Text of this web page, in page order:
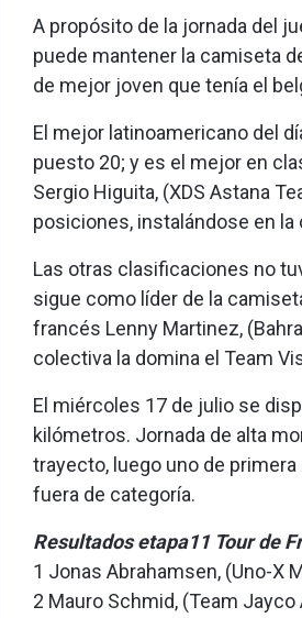
A propósito de la jornada del
puede mantener la camiseta
de mejor joven que tenía el
El mejor latinoamericano del
puesto 20; y es el mejor en
Sergio Higuita, (XDS Astana
posiciones, instalándose en la
Las otras clasificaciones no
sigue como líder de la
francés Lenny Martinez,
colectiva la domina el Team
El miércoles 17 de julio se
kilómetros. Jornada de alta
trayecto, luego uno de
fuera de categoría.
Resultados etapa11 Tour de
1 Jonas Abrahamsen, (Uno-X
2 Mauro Schmid, (Team Jayco